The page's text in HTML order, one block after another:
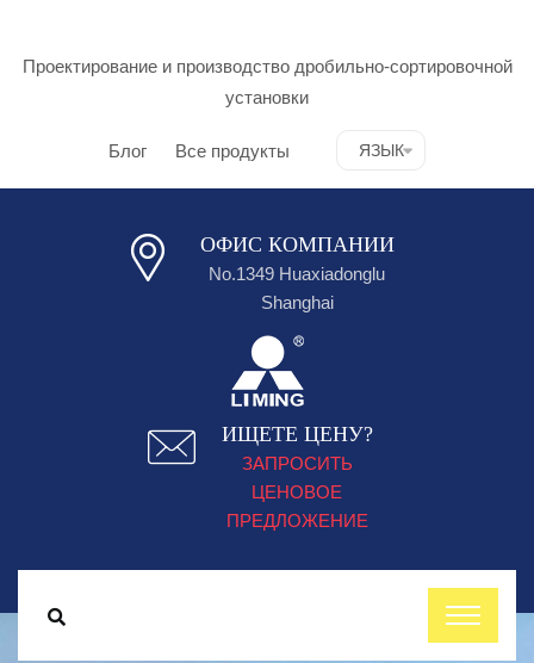
Проектирование и производство дробильно-сортировочной
установки
Блог Все продукты ЯЗЫК
ОФИС КОМПАНИИ
No.1349 Huaxiadonglu
Shanghai
ИЩЕТЕ ЦЕНУ?
ЗАПРОСИТЬ
ЦЕНОВОЕ
ПРЕДЛОЖЕНИЕ